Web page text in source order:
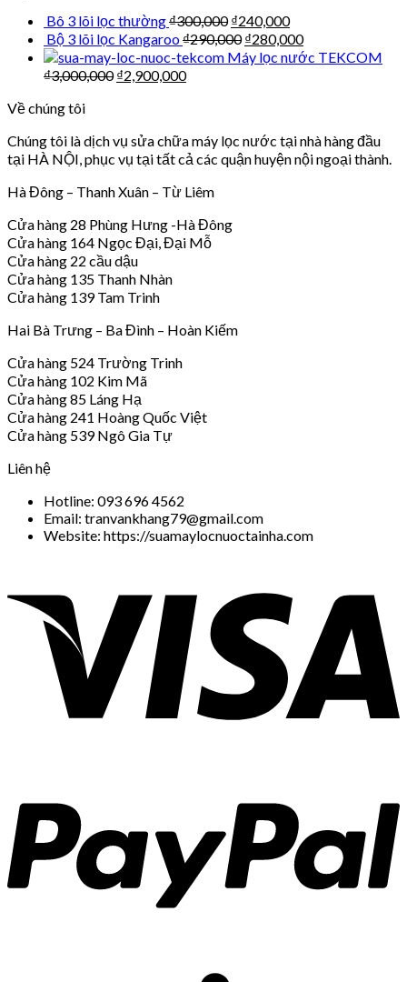
Bô 3 lõi lọc thường₫300,000 ₫240,000
Bộ 3 lõi lọc Kangaroo₫290,000 ₫280,000
Máy lọc nước TEKCOM
₫3,000,000 ₫2,900,000
Về chúng tôi
Chúng tôi là dịch vụ sửa chữa máy lọc nước tại nhà hàng đầu
tại HÀ NỘI, phục vụ tại tất cả các quận huyện nội ngoại thành.
Hà Đông – Thanh Xuân – Từ Liêm
Cửa hàng 28 Phùng Hưng -Hà Đông
Cửa hàng 164 Ngọc Đại, Đại Mỗ
Cửa hàng 22 cầu dậu
Cửa hàng 135 Thanh Nhàn
Cửa hàng 139 Tam Trinh
Hai Bà Trưng – Ba Đình – Hoàn Kiếm
Cửa hàng 524 Trường Trinh
Cửa hàng 102 Kim Mã
Cửa hàng 85 Láng Hạ
Cửa hàng 241 Hoàng Quốc Việt
Cửa hàng 539 Ngô Gia Tự
Liên hệ
Hotline: 093 696 4562
Email: tranvankhang79@gmail.com
Website: https://suamaylocnuoctainha.com